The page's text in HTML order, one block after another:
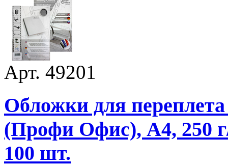
Арт. 49201
Обложки для
(Профи Офис), А4, 250
100 шт.